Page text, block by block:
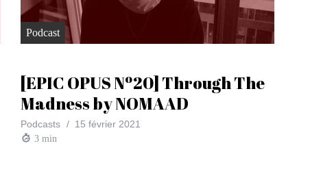
Podcast
[EPIC OPUS Nº20] Through The
Madness by NOMAAD
Podcasts 15 février 2021
3 min